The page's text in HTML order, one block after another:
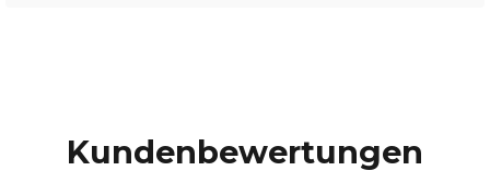
Kundenbewertungen